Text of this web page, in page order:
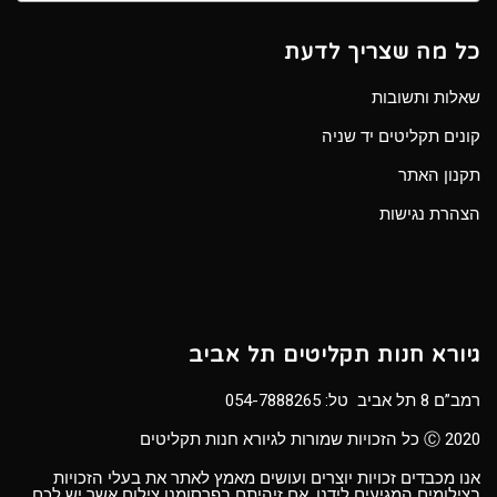
כל מה שצריך לדעת
שאלות ותשובות
קונים תקליטים יד שניה
תקנון האתר
הצהרת נגישות
גיורא חנות תקליטים תל אביב
רמב”ם 8 תל אביב טל:
054-7888265
Ⓒ 2020 כל הזכויות שמורות לגיורא חנות תקליטים
אנו מכבדים זכויות יוצרים ועושים מאמץ לאתר את בעלי הזכויות